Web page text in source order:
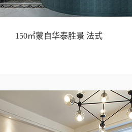
150㎡蒙自华泰胜景 法式